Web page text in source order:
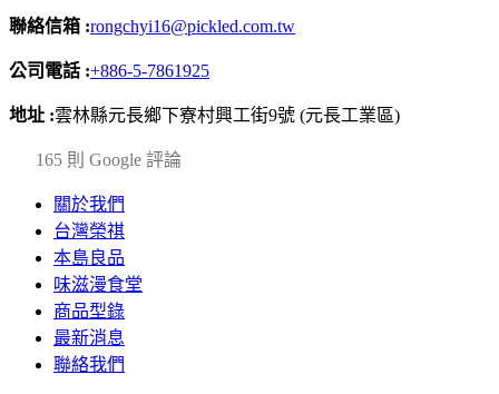
聯絡信箱 :rongchyi16@pickled.com.tw
公司電話 :+886-5-7861925
地址 :雲林縣元長鄉下寮村興工街9號 (元長工業區)
165 則 Google 評論
關於我們
台灣榮祺
本島良品
味滋漫食堂
商品型錄
最新消息
聯絡我們